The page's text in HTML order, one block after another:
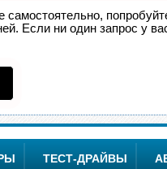
Если ни один запрос у
ТЕСТ-ДРАЙВЫ